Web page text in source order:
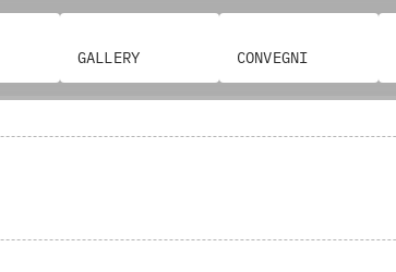
GALLERY CONVEGNI